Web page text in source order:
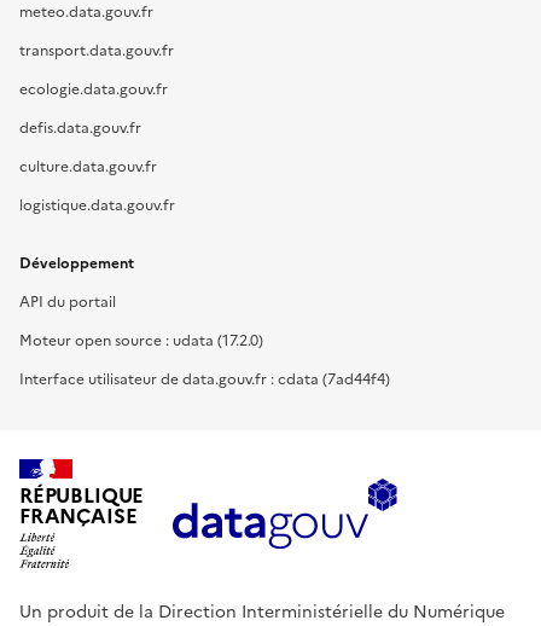
meteo.data.gouv.fr
transport.data.gouv.fr
ecologie.data.gouv.fr
defis.data.gouv.fr
culture.data.gouv.fr
logistique.data.gouv.fr
Développement
API du portail
Moteur open source : udata (17.2.0)
Interface utilisateur de data.gouv.fr : cdata (7ad44f4)
RÉPUBLIQUE
FRANÇAISE
Un produit de la Direction Interministérielle du Numérique